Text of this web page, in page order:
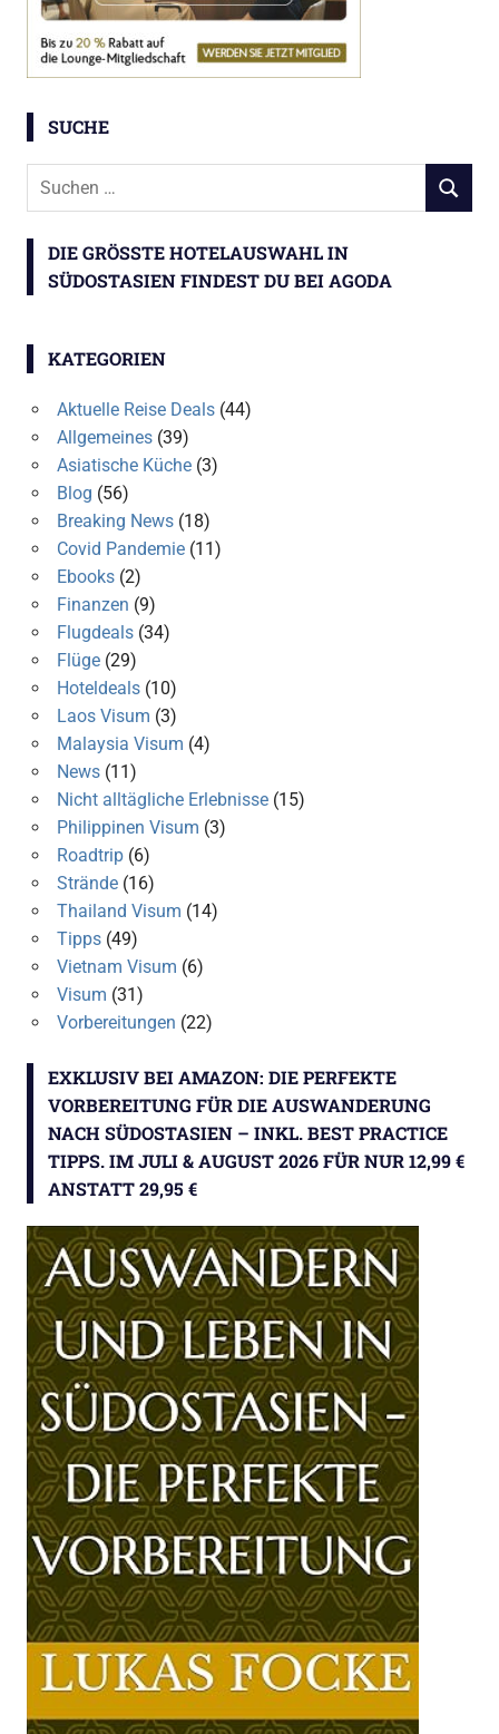
SUCHE
Suchen
SUCHEN
DIE GRÖSSTE HOTELAUSWAHL IN S
ÜDOSTASIEN FINDEST DU BEI AGODA
KATEGORIEN
Aktuelle Reise Deals(44)
Allgemeines(39)
Asiatische Küche(3)
Blog (56)
Breaking News(18)
Covid Pandemie(11)
Ebooks(2)
Finanzen (9)
Flugdeals(34)
Flüge(29)
Hoteldeals(10)
Laos Visum (3)
Malaysia Visum (4)
News(11)
Nicht alltägliche Erlebnisse(15)
Philippinen Visum (3)
Roadtrip(6)
Strände(16)
Thailand Visum (14)
Tipps(49)
Vietnam Visum (6)
Visum (31)
Vorbereitungen (22)
EXKLUSIV BEI AMAZON: DIE PERFEKTE
VORBEREITUNG FÜR DIE AUSWANDERUNG
NACH SÜDOSTASIEN – INKL. BEST PRACTICE
TIPPS. IM JULI & AUGUST 2026 FÜR NUR 12,99 €
ANSTATT 29,95 €